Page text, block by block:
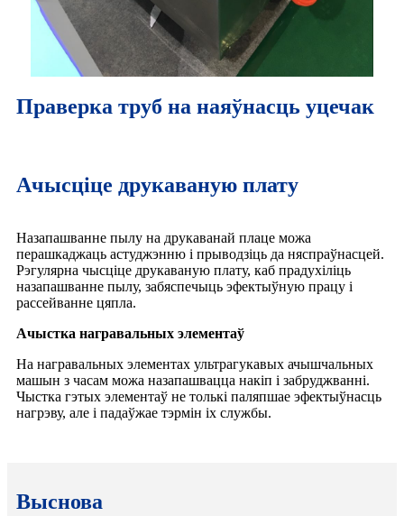
Праверка труб на наяўнасць уцечак
Ачысціце друкаваную плату
Назапашванне пылу на друкаванай плаце можа
перашкаджаць астуджэнню і прыводзіць да няспраўнасцей.
Рэгулярна чысціце друкаваную плату, каб прадухіліць
назапашванне пылу, забяспечыць эфектыўную працу і
рассейванне цяпла.
Ачыстка награвальных элементаў
На награвальных элементах ультрагукавых ачышчальных
машын з часам можа назапашвацца накіп і забруджванні.
Чыстка гэтых элементаў не толькі паляпшае эфектыўнасць
нагрэву, але і падаўжае тэрмін іх службы.
Выснова